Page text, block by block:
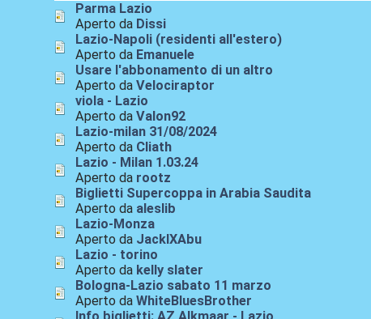
Parma Lazio
Aperto da Dissi
Lazio-Napoli (residenti all'estero)
Aperto da Emanuele
Usare l'abbonamento di un altro
Aperto daVelociraptor
viola - Lazio
Aperto daValon92
Lazio-milan 31/08/2024
Aperto da Cliath
Lazio - Milan 1.03.24
Aperto da rootz
Biglietti Supercoppa in Arabia Saudita
Aperto da aleslib
Lazio-Monza
Aperto da JackIXAbu
Lazio - torino
Aperto da kelly slater
Bologna-Lazio sabato 11 marzo
Aperto daWhiteBluesBrother